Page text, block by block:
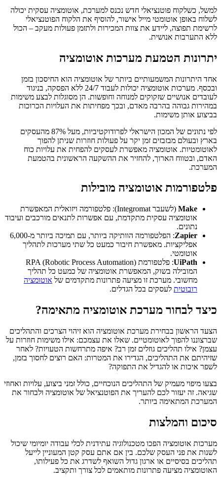
למשל, כשלקוח פוטנציאלי חדש נכנס למערכת, אוטומציה עסקית יכולה
לשלוח באופן אוטומטי מייל אישור, להוסיף את הלקוח הפוטנציאלי
לרשימת תפוצה, ליידע את צוות המכירות ולתזמן פעולות מעקב – הכול
ללא התערבות אנושית.
יתרונות הטמעת מערכות אוטומציה
אחד היתרונות המשמעותיים ביותר של אוטומציה הוא החיסכון בזמן
ובכסף. מערכות אוטומציה יכולות לעבוד 24/7 ללא הפסקה, בניגוד
לעובדים אנושיים שזקוקים למנוחה וחופשות. הן מסוגלות לבצע משימות
במהירות גבוהה בהרבה מאדם, ובכך מפחיתות את העלויות הכרוכות
בביצוע אותן משימות.
לפי נתונים של המכון הישראלי לפרודוקטיביות, מעל 87% מהעסקים
בארץ ובעולם מבזבזים זמן יקר על פעולות חוזרות שניתן להפוך
לאוטומטיות. אוטומציה מאפשרת לעסקים להפחית את עלויות כוח
האדם, ובטווח הארוך, להחזיר את ההשקעה הראשונית בהטמעת
המערכת.
פלטפורמות אוטומציה מובילות
Make
(לשעבר Integromat): פלטפורמה ויזואלית המאפשרת
אוטומציה עסקית מתקדמת, עם אפשרות לתנאים מורכבים ועיבוד
נתונים.
Zapier
: הפלטפורמה הוותיקה ביותר, עם תמיכה ביותר מ-6,000
אפליקציות. מאפשרת חיבור כמעט כל שתי מערכות לתהליך
אוטומטי.
UiPath
: פלטפורמת RPA (Robotic Process Automation)
המובילה בשוק, המאפשרת אוטומציה של כמעט כל תהליך
מחשובי. מערכת זו מציעה פתרונות מתקדמים של אוטומציה
רובוטית לעסקים בכל הגדלים.
כיצד לבחור מערכת אוטומציה מתאימה?
הצעד הראשון בבחירת מערכת אוטומציה הוא זיהוי הצרכים והתהליכים
שברצוננו להפוך לאוטומטיים. שאלו את עצמכם: אילו משימות חוזרות על
עצמן? אילו תהליכים גוזלים זמן רב? איפה מתרחשות הטעויות? לאחר
שזיהיתם את התהליכים, הגדירו את המטרות: האם רוצים לחסוך בזמן,
לשפר איכות או להגדיל את התפוקה?
בצעו מיפוי מעמיק של התהליכים הנוכחיים, כולל זמני ביצוע, עלויות ואחוזי
שגיאה. זה יעזור לכם להעריך את הפוטנציאל של אוטומציה ולבחור את
המערכת המתאימה ביותר.
סיכום והמלצות
מערכות אוטומציה הפכו מטכנולוגיה עתידנית לכלי עבודה יומיומי שיכול
לשנות את פני העסק שלכם. בין אם אתם עסק קטן המעוניין לייעל
תהליכים בסיסיים או ארגון גדול השואף לשדרג את כל פעילותו,
האוטומציה מציעה פתרונות מותאמים לכל צורך ותקציב.